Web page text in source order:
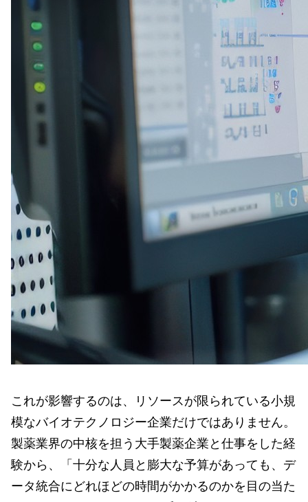
これが影響するのは、リソースが限られている小規
模なバイオテクノロジー企業だけではありません。
製薬業界の中核を担う大手製薬企業と仕事をした経
験から、「十分な人員と膨大な予算があっても、デ
ータ統合にどれほどの時間がかかるのかを目の当た